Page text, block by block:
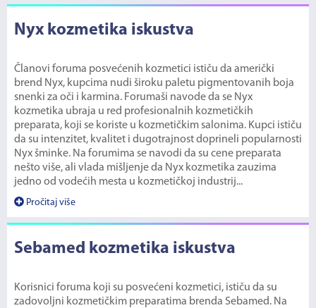
Nyx kozmetika iskustva
Članovi foruma posvećenih kozmetici ističu da američki
brend Nyx, kupcima nudi široku paletu pigmentovanih boja
snenki za oči i karmina. Forumaši navode da se Nyx
kozmetika ubraja u red profesionalnih kozmetičkih
preparata, koji se koriste u kozmetičkim salonima. Kupci ističu
da su intenzitet, kvalitet i dugotrajnost doprineli popularnosti
Nyx šminke. Na forumima se navodi da su cene preparata
nešto više, ali vlada mišljenje da Nyx kozmetika zauzima
jedno od vodećih mesta u kozmetičkoj industrij...
Pročitaj više
Sebamed kozmetika iskustva
Korisnici foruma koji su posvećeni kozmetici, ističu da su
zadovoljni kozmetičkim preparatima brenda Sebamed. Na